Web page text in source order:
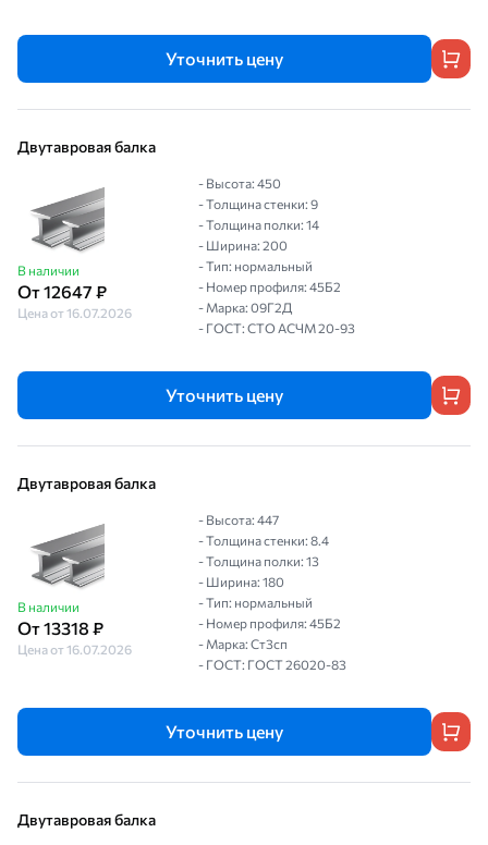
Уточнить цену
Двутавровая балка
В наличии
От 12647 ₽
Цена от 16.07.2026
- Высота: 450
- Толщина стенки: 9
- Толщина полки: 14
- Ширина: 200
- Тип: нормальный
- Номер профиля: 45Б2
- Марка: 09Г2Д
- ГОСТ: СТО АСЧМ 20-93
Уточнить цену
Двутавровая балка
В наличии
От 13318 ₽
Цена от 16.07.2026
- Высота: 447
- Толщина стенки: 8.4
- Толщина полки: 13
- Ширина: 180
- Тип: нормальный
- Номер профиля: 45Б2
- Марка: Ст3сп
- ГОСТ: ГОСТ 26020-83
Уточнить цену
Двутавровая балка